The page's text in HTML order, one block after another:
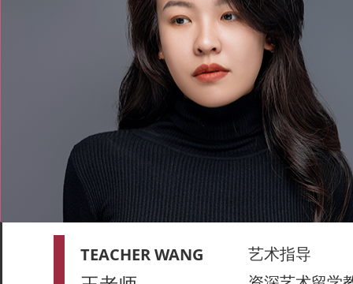
TEACHER WANG
艺术指导